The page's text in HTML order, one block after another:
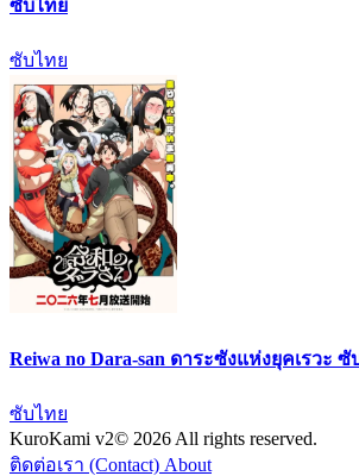
ซับไทย
ซับไทย
Reiwa no Dara-san ดาระซังแห่งยุคเรวะ ซั
ซับไทย
KuroKami v2© 2026 All rights reserved.
ติดต่อเรา (Contact) About